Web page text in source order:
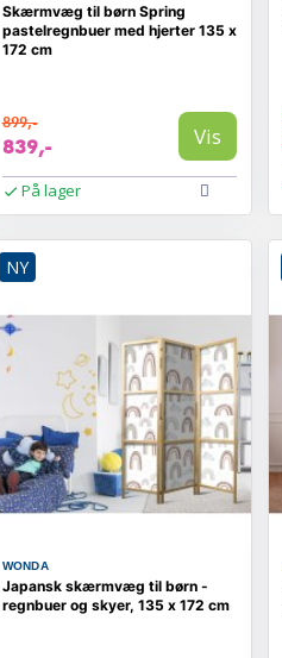
Skærmvæg til børn Spring
pastelregnbuer med hjerter 135 x
172 cm
899,-
839,- Vis
På lager
NY
WONDA
Japansk skærmvæg til børn -
regnbuer og skyer, 135 x 172 cm